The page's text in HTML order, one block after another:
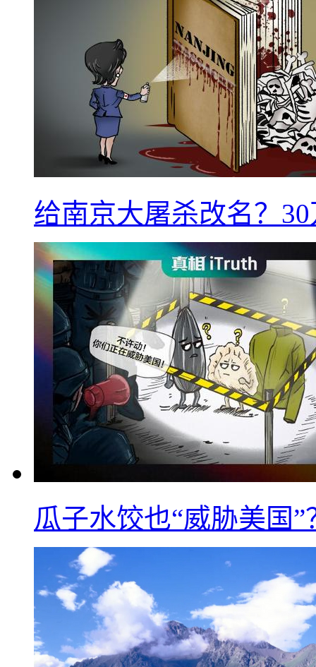
给南京大屠杀改名？
瓜子水饺也“威胁美国”